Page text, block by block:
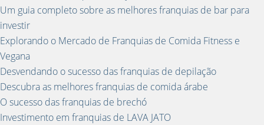
Um guia completo sobre as melhores franquias de bar para
investir
Explorando o Mercado de Franquias de Comida Fitness e
Vegana
Desvendando o sucesso das franquias de depilação
Descubra as melhores franquias de comida árabe
O sucesso das franquias de brechó
Investimento em franquias de LAVA JATO